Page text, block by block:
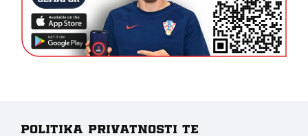
Politika privatnosti te